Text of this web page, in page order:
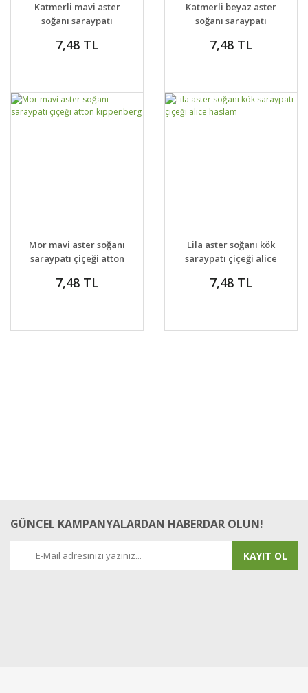
VER
Katmerli mavi aster
soğanı saraypatı
blue
7,48 TL
VER
Katmerli beyaz aster
soğanı saraypatı
schneekissen
7,48 TL
DETAYLAR
VER
Mor mavi aster soğanı
saraypatı çiçeği atton
7,48 TL
DETAYLAR
VER
Lila aster soğanı kök
saraypatı çiçeği alice
7,48 TL
GÜNCEL KAMPANYALARDAN HABERDAR OLUN!
KAYIT OL